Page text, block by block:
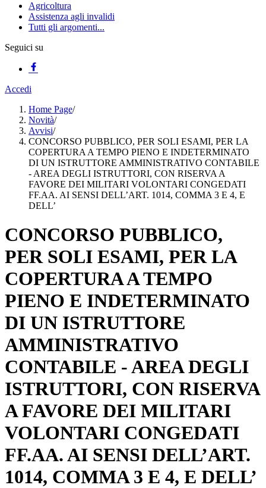
Agricoltura
Assistenza agli invalidi
Tutti gli argomenti...
Seguici su
Accedi
Home Page/
Novità/
Avvisi/
CONCORSO PUBBLICO, PER SOLI ESAMI, PER LA
COPERTURA A TEMPO PIENO E INDETERMINATO
DI UN ISTRUTTORE AMMINISTRATIVO CONTABILE
- AREA DEGLI ISTRUTTORI, CON RISERVA A
FAVORE DEI MILITARI VOLONTARI CONGEDATI
FF.AA. AI SENSI DELL’ART. 1014, COMMA 3 E 4, E
DELL’
CONCORSO PUBBLICO,
PER SOLI ESAMI, PER LA
COPERTURA A TEMPO
PIENO E INDETERMINATO
DI UN ISTRUTTORE
AMMINISTRATIVO
CONTABILE - AREA DEGLI
ISTRUTTORI, CON RISERVA
A FAVORE DEI MILITARI
VOLONTARI CONGEDATI
FF.AA. AI SENSI DELL’ART.
1014, COMMA 3 E 4, E DELL’